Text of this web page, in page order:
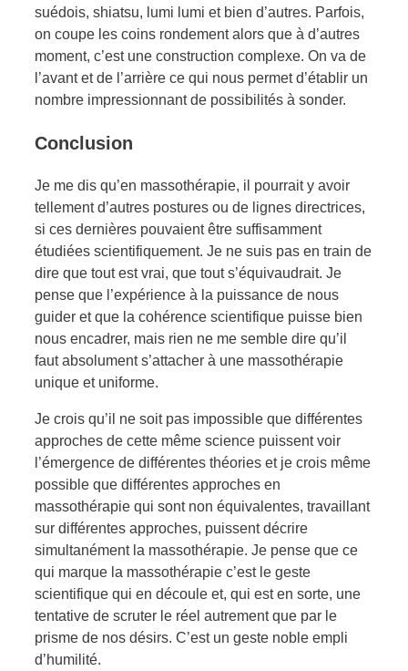
suédois, shiatsu, lumi lumi et bien d’autres. Parfois,
on coupe les coins rondement alors que à d’autres
moment, c’est une construction complexe. On va de
l’avant et de l’arrière ce qui nous permet d’établir un
nombre impressionnant de possibilités à sonder.
Conclusion
Je me dis qu’en massothérapie, il pourrait y avoir
tellement d’autres postures ou de lignes directrices,
si ces dernières pouvaient être suffisamment
étudiées scientifiquement. Je ne suis pas en train de
dire que tout est vrai, que tout s’équivaudrait. Je
pense que l’expérience à la puissance de nous
guider et que la cohérence scientifique puisse bien
nous encadrer, mais rien ne me semble dire qu’il
faut absolument s’attacher à une massothérapie
unique et uniforme.
Je crois qu’il ne soit pas impossible que différentes
approches de cette même science puissent voir
l’émergence de différentes théories et je crois même
possible que différentes approches en
massothérapie qui sont non équivalentes, travaillant
sur différentes approches, puissent décrire
simultanément la massothérapie. Je pense que ce
qui marque la massothérapie c’est le geste
scientifique qui en découle et, qui est en sorte, une
tentative de scruter le réel autrement que par le
prisme de nos désirs. C’est un geste noble empli
d’humilité.